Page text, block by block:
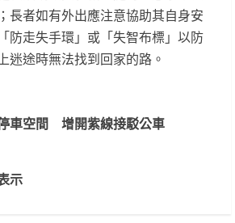
長者如有外出應注意協助其自身安
防走失手環」或「失智布標」以防
迷途時無法找到回家的路。
車空間 增開紫線接駁公車
示